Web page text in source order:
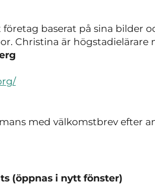
baserat på sina bilder
Christina är
med välkomstbrev efter
(öppnas i nytt fönster)